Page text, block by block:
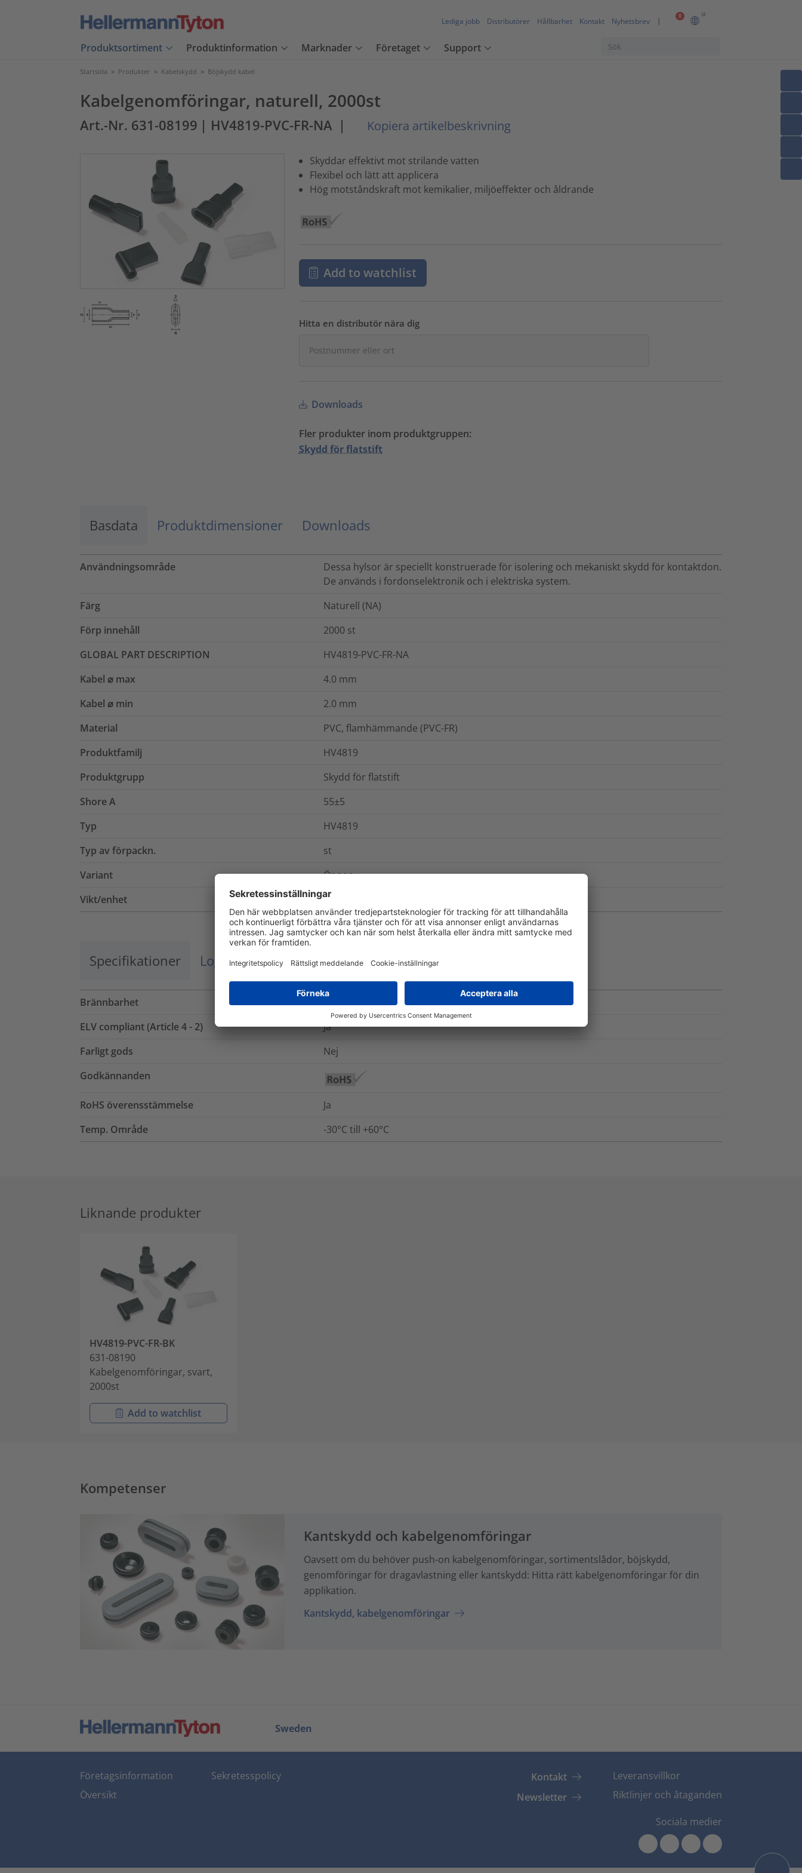
0 SE
Lediga jobb Distributörer Hållbarhet Kontakt Nyhetsbrev
Produktsortiment Produktinformation Marknader Företaget Support
Startsida > Produkter > Kabelskydd > Böjskydd kabel
Kabelgenomföringar, naturell, 2000st
Art.-Nr. 631-08199 | HV4819-PVC-FR-NA | Kopiera artikelbeskrivning
Skyddar effektivt mot strilande vatten
Flexibel och lätt att applicera
Hög motståndskraft mot kemikalier, miljöeffekter och åldrande
Add to watchlist
Hitta en distributör nära dig
Downloads
Fler produkter inom produktgruppen:
Skydd för flatstift
Basdata Produktdimensioner Downloads
Användningsområde
Dessa hylsor är speciellt konstruerade för isolering och mekaniskt skydd för kontaktdon.
De används i fordonselektronik och i elektriska system.
Färg
Naturell (NA)
Förp innehåll
2000 st
GLOBAL PART DESCRIPTION
HV4819-PVC-FR-NA
Kabel ⌀ max
4.0 mm
Kabel ⌀ min
2.0 mm
Material
PVC, flamhämmande (PVC-FR)
Produktfamilj
HV4819
Produktgrupp
Skydd för flatstift
Shore A
55±5
Typ
HV4819
Typ av förpackn.
st
Variant
Öppen
Vikt/enhet
0.000577
Specifikationer Logistik och Förpackning Mer information
Brännbarhet
UL94 V0
ELV compliant (Article 4 - 2)
Ja
Farligt gods
Nej
Godkännanden
RoHS överensstämmelse
Ja
Temp. Område
-30°C till +60°C
Liknande produkter
HV4819-PVC-FR-BK
631-08190
Kabelgenomföringar, svart,
2000st
Add to watchlist
Kompetenser
Kantskydd och kabelgenomföringar
Oavsett om du behöver push-on kabelgenomföringar, sortimentslådor, böjskydd,
genomföringar för dragavlastning eller kantskydd: Hitta rätt kabelgenomföringar för din
applikation.
Kantskydd, kabelgenomföringar
Sweden
Företagsinformation
Översikt
Sekretesspolicy
Kontakt
Newsletter
Leveransvillkor
Riktlinjer och åtaganden
Sociala medier